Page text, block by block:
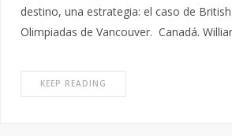
destino, una estrategia: el caso de
Olimpiadas de Vancouver. Canadá.
KEEP READING